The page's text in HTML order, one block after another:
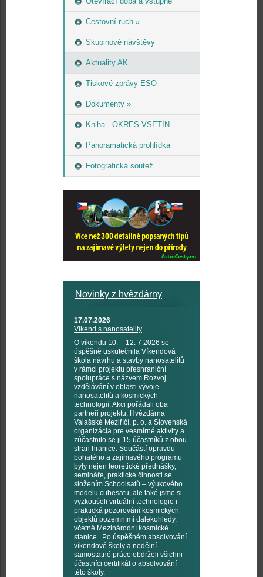
Cestovní ruch »
Skupinové návštěvy
Aktuality AK
Tiskové zprávy ESO
Dokumenty »
Kniha - OKRES VSETÍN
Panoramatická prohlídka
Fotografická soutež
Novinky z hvězdárny
17.07.2026
Víkend s nanosatelity
O víkendu 10. – 12. 7 2026 se
úspěšně uskutečnila Víkendová
škola návrhu a stavby nanosatelitů
v rámci projektu přeshraniční
spolupráce s názvem Rozvoj
vzdělávání v oblasti vývoje
nanosatelitů a kosmických
technologií. Akci pořádali oba
partneři projektu, Hvězdárna
Valašské Meziříčí, p. o. a Slovenská
organizácia pre vesmírné aktivity a
zúčastnilo se ji 15 účastníků z obou
stran hranice. Součástí opravdu
bohatého a zajímavého programu
byly nejen teoretické přednášky,
semináře, praktické činnosti se
složením Schoolsatů – výukového
modelu cubesatu, ale také jsme si
vyzkoušeli virtuální technologie i
praktická pozorování kosmických
objektů pozemními dalekohledy,
včetně Mezinárodní kosmické
stanice. Po úspěšném absolvování
víkendové školy a nedělní
samostatné práce obdrželi všichni
účastníci certifikát o absolvování
této školy.